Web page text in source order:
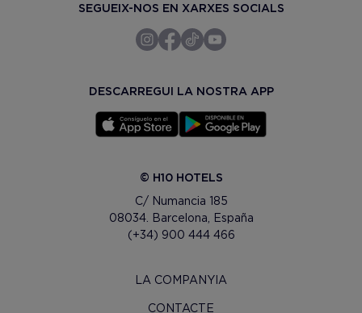
SEGUEIX-NOS EN XARXES SOCIALS
DESCARREGUI LA NOSTRA APP
© H10 HOTELS
C/ Numancia 185
08034. Barcelona, España
(+34) 900 444 466
LA COMPANYIA
CONTACTE